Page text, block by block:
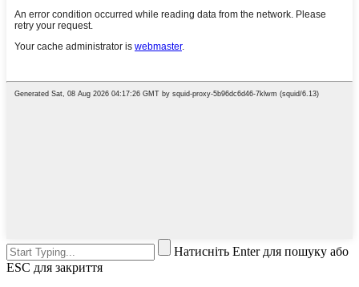
Натисніть Enter для пошуку або
ESC для закриття